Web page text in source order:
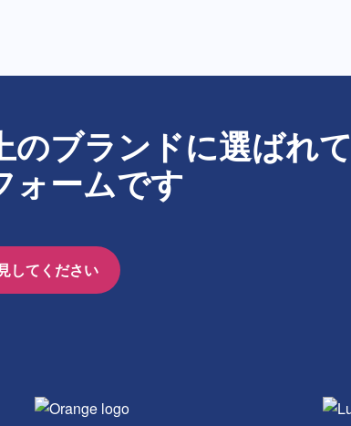
のブランドに選ばれて
ォームです
してください